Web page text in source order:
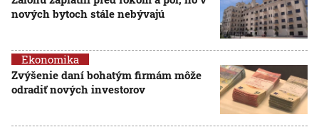
nových bytoch stále nebývajú
Ekonomika
Zvýšenie daní bohatým firmám môže
odradiť nových investorov